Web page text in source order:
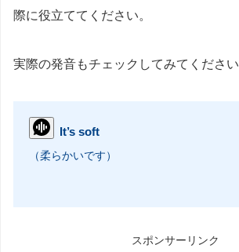
際に役立ててください。
実際の発音もチェックしてみてください
It’s soft
（柔らかいです）
スポンサーリンク